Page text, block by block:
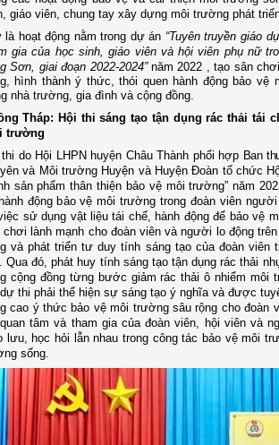
giáo viên, chung tay xây dựng môi trường phát
là hoạt động nằm trong dự án “Tuyên truyền giáo
gia của học sinh, giáo viên và hội viên phụ nữ
Sơn, giai đoạn 2022-2024” năm 2022 , tạo sân
hình thành ý thức, thói quen hành động bảo vệ
nhà trường, gia đình và cộng đồng.
Tháp: Hội thi sáng tạo tận dụng rác thải tái
trường
thi do Hội LHPN huyện Châu Thành phối hợp Ban
và Môi trường Huyện vàHuyện Đoàn tổ chức
sản phẩm thân thiện bảo vệ môi trường” năm
động bảo vệ môitrường trong đoàn viên
sử dụng vật liệu tái chế, hành động để bảo vệ
chơi lành mạnh cho đoàn viên và người lo động
và phát triển tư duy tính sáng tạo của đoàn viên
Qua đó, phát huy tính sáng tạo tận dụng rác thải
cộng đồng từng bước giảm rác thải ô nhiểm môi
thi phải thể hiện sự sáng tạo ý nghĩa và được
cao ý thức bảo vệ môi trường sâu rộng cho đoàn
tâm và tham gia của đoàn viên, hội viên và
lưu, học hỏi lẫn nhau trong công tác bảo vệ môi
sống.